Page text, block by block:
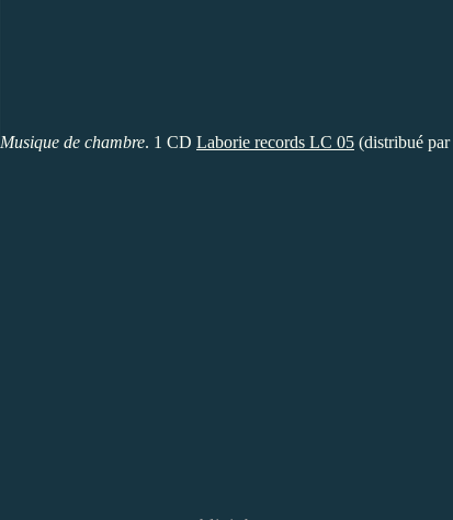
Musique de chambre. 1 CD Laborie records LC 05 (distribué